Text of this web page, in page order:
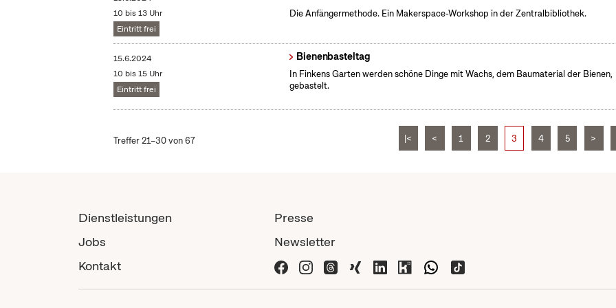
10 bis 13 Uhr
Eintritt frei
Die Anfängermethode. Ein Makerspace-Workshop in der Zentralbibliothek.
15.6.2024
10 bis 15 Uhr
Eintritt frei
Bienenbasteltag
In Finkens Garten werden schöne Dinge mit Wachs, dem Baumaterial der Bienen,
gebastelt.
Treffer 21–30 von 67 |< < 1 2 3 4 5 >
Dienstleistungen
Jobs
Kontakt
Presse
Newsletter